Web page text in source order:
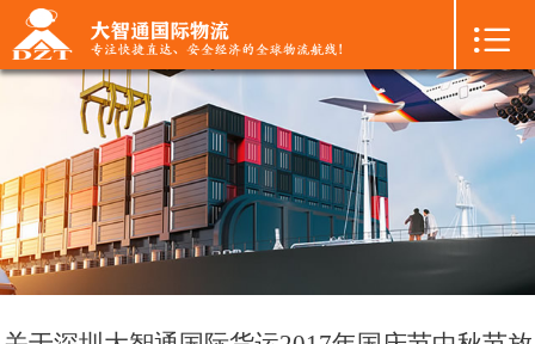
首页
国际空运 +
国际海运 +
国际陆运 +
进口物流
FBA专线 +
